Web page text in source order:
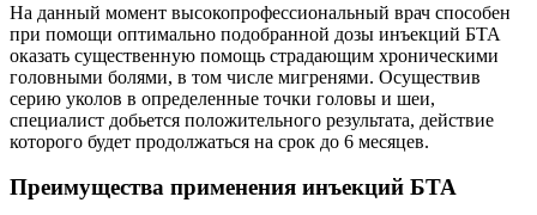
На данный момент высокопрофессиональный врач способен
при помощи оптимально подобранной дозы инъекций БТА
оказать существенную помощь страдающим хроническими
головными болями, в том числе мигренями. Осуществив
серию уколов в определенные точки головы и шеи,
специалист добьется положительного результата, действие
которого будет продолжаться на срок до 6 месяцев.
Преимущества применения инъекций БТА